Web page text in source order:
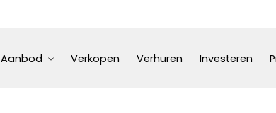
Aanbod Verkopen Verhuren Investeren